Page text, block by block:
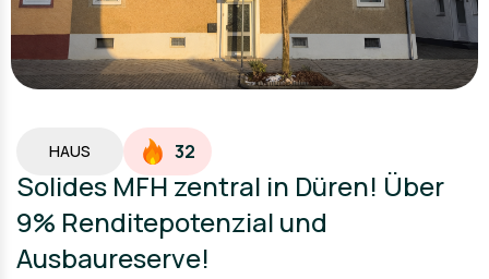
HAUS 32
Solides MFH zentral in Düren! Über
9% Renditepotenzial und
Ausbaureserve!